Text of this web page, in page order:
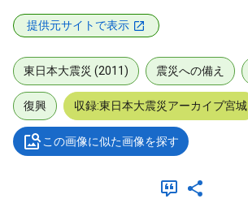
提供元サイトで表示
東日本大震災 (2011) 震災への備え
復興 収録:東日本大震災アーカイブ宮城
この画像に似た画像を探す